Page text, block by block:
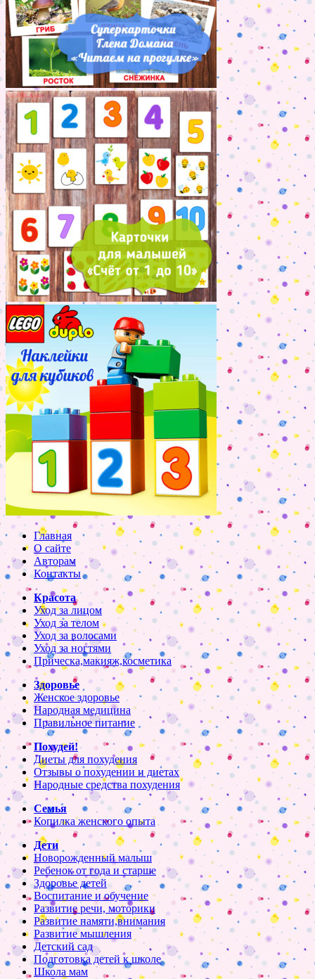
Главная
О сайте
Авторам
Контакты
Красота
Уход за лицом
Уход за телом
Уход за волосами
Уход за ногтями
Прическа,макияж,косметика
Здоровье
Женское здоровье
Народная медицина
Правильное питание
Похудей!
Диеты для похудения
Отзывы о похудении и диетах
Народные средства похудения
Семья
Копилка женского опыта
Дети
Новорожденный малыш
Ребенок от года и старше
Здоровье детей
Воспитание и обучение
Развитие речи, моторики
Развитие памяти,внимания
Развитие мышления
Детский сад
Подготовка детей к школе
Школа мам